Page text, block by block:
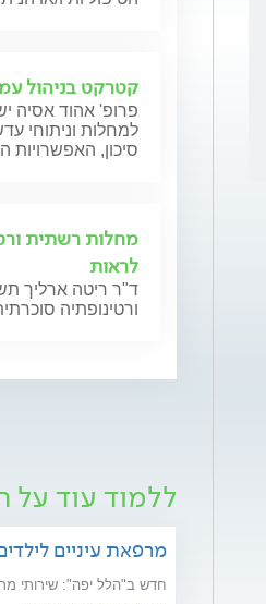
קטרקט בניהול
פרופ' אהוד אסיה
למחלות וניתוחי
סיכון, האפשרויות
מחלות רשתית
לראות
ד"ר ריטה ארליך
ורטינופתיה
ללמוד עוד על
מרפאת עיניים
חדש ב"הלל יפה": שירותי